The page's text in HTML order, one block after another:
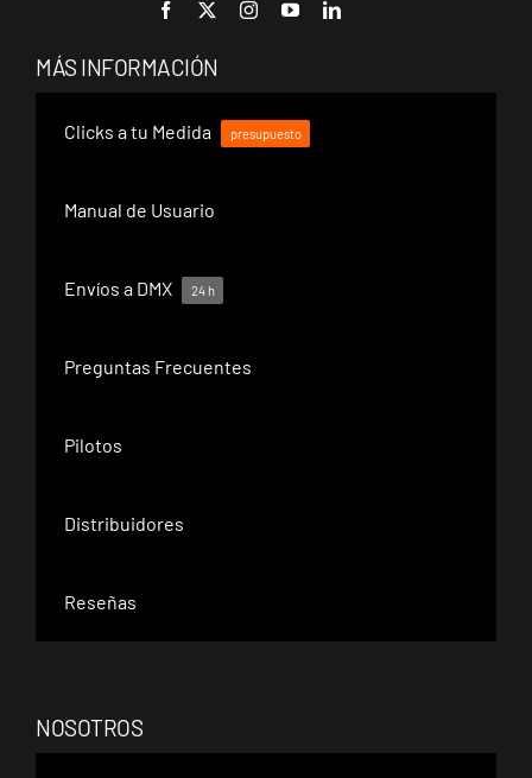
NOSOTROS
MÁS INFORMACIÓN
Clicks a tu Medida presupuesto
Manual de Usuario
Envíos a DMX 24 h
Preguntas Frecuentes
Pilotos
Distribuidores
Reseñas